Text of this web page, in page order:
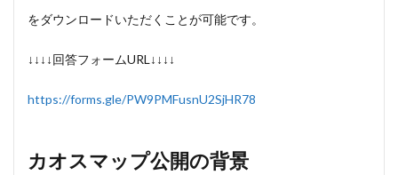
をダウンロードいただくことが可能です。
↓↓↓↓回答フォームURL↓↓↓↓
https://forms.gle/PW9PMFusnU2SjHR78
カオスマップ公開の背景